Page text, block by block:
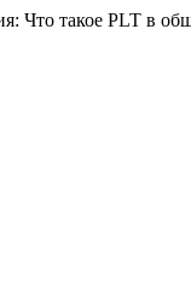
Что такое PLT в